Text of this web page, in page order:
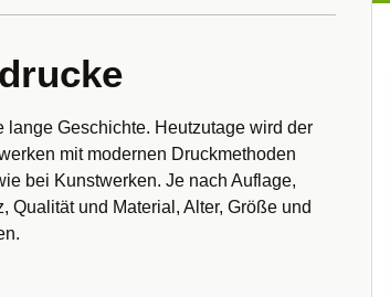
Geschichte. Heutzutage wird der
mit modernen Druckmethoden
bei Kunstwerken. Je nach Auflage,
Qualität und Material, Alter, Größe und